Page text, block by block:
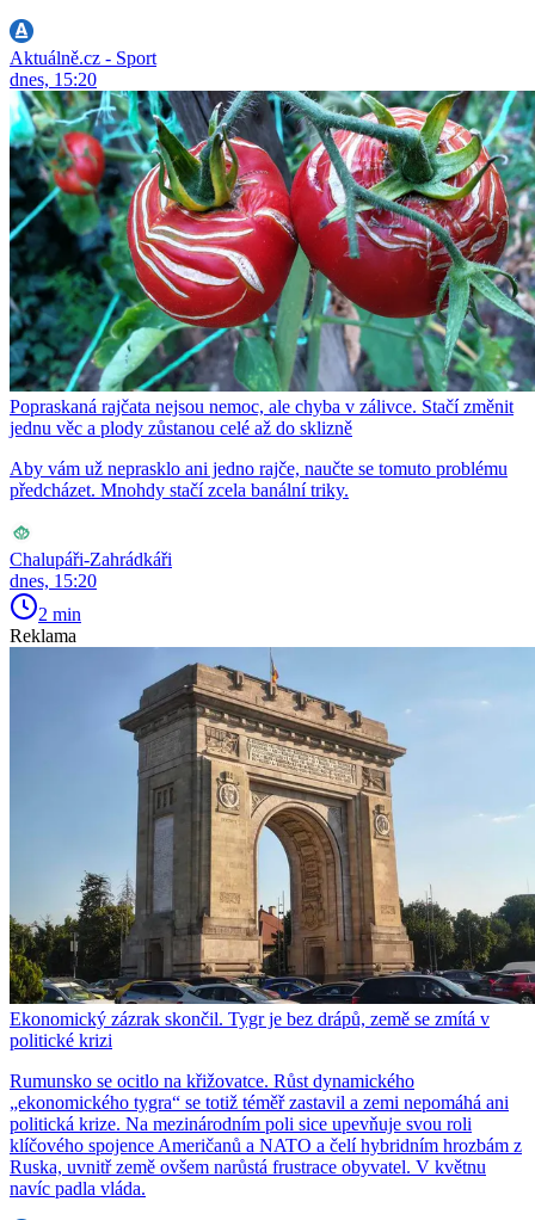
Aktuálně.cz - Sport
dnes, 15:20
Popraskaná rajčata nejsou nemoc, ale chyba v zálivce. Stačí změnit
jednu věc a plody zůstanou celé až do sklizně
Aby vám už neprasklo ani jedno rajče, naučte se tomuto problému
předcházet. Mnohdy stačí zcela banální triky.
Chalupáři-Zahrádkáři
dnes, 15:20
2 min
Reklama
Ekonomický zázrak skončil. Tygr je bez drápů, země se zmítá v
politické krizi
Rumunsko se ocitlo na křižovatce. Růst dynamického
„ekonomického tygra“ se totiž téměř zastavil a zemi nepomáhá ani
politická krize. Na mezinárodním poli sice upevňuje svou roli
klíčového spojence Američanů a NATO a čelí hybridním hrozbám z
Ruska, uvnitř země ovšem narůstá frustrace obyvatel. V květnu
navíc padla vláda.